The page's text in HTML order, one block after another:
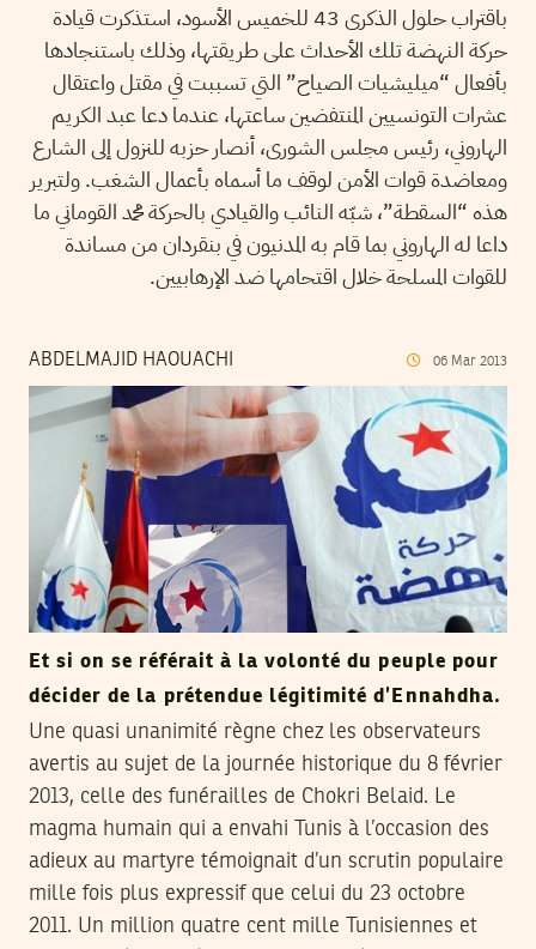
باقتراب حلول الذكرى 43 للخميس الأسود، استذكرت قيادة
حركة النهضة تلك الأحداث على طريقتها، وذلك باستنجادها
بأفعال “ميليشيات الصياح” التي تسببت في مقتل واعتقال
عشرات التونسيين المنتفضين ساعتها، عندما دعا عبد الكريم
الهاروني، رئيس مجلس الشورى، أنصار حزبه للنزول إلى الشارع
ومعاضدة قوات الأمن لوقف ما أسماه بأعمال الشغب. ولتبرير
هذه “السقطة”، شبّه النائب والقيادي بالحركة محمد القوماني ما
داعا له الهاروني بما قام به المدنيون في بنقردان من مساندة
للقوات المسلحة خلال اقتحامها ضد الإرهابيين.
ABDELMAJID HAOUACHI 06 Mar 2013
Et si on se référait à la volonté du peuple pour
décider de la prétendue légitimité d’Ennahdha.
Une quasi unanimité règne chez les observateurs
avertis au sujet de la journée historique du 8 février
2013, celle des funérailles de Chokri Belaid. Le
magma humain qui a envahi Tunis à l’occasion des
adieux au martyre témoignait d’un scrutin populaire
mille fois plus expressif que celui du 23 octobre
2011. Un million quatre cent mille Tunisiennes et